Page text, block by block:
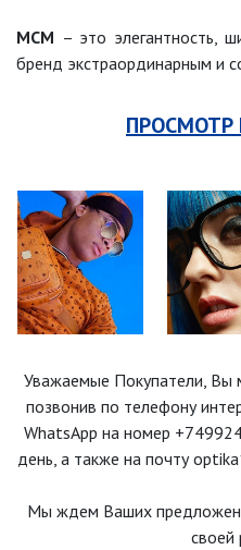
MCM – это элегантность,
бренд экстраординарным и
ПРОСМОТР
Уважаемые Покупатели, Вы
позвонив по телефону
WhatsApp на номер
день, а также на почту
Мы ждем Ваших
своей